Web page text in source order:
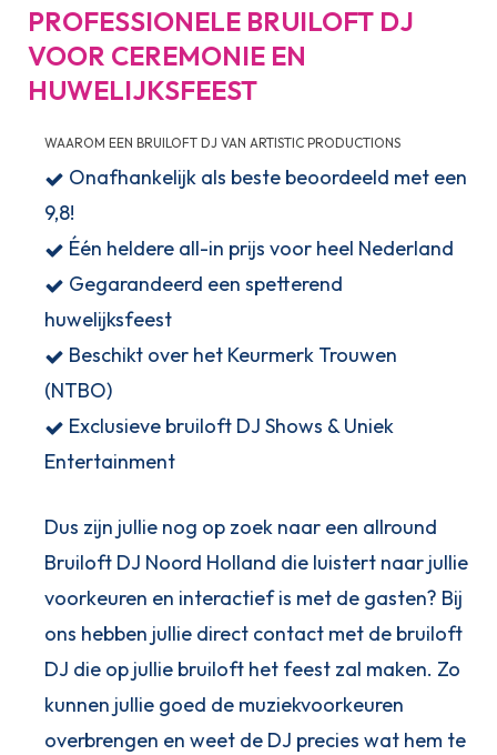
PROFESSIONELE BRUILOFT DJ
VOOR CEREMONIE EN
HUWELIJKSFEEST
WAAROM EEN BRUILOFT DJ VAN ARTISTIC PRODUCTIONS
Onafhankelijk als beste beoordeeld met een
9,8!
Één heldere all-in prijs voor heel Nederland
Gegarandeerd een spetterend
huwelijksfeest
Beschikt over het Keurmerk Trouwen
(NTBO)
Exclusieve bruiloft DJ Shows & Uniek
Entertainment
Dus zijn jullie nog op zoek naar een allround
Bruiloft DJ Noord Holland die luistert naar jullie
voorkeuren en interactief is met de gasten? Bij
ons hebben jullie direct contact met de bruiloft
DJ die op jullie bruiloft het feest zal maken. Zo
kunnen jullie goed de muziekvoorkeuren
overbrengen en weet de DJ precies wat hem te